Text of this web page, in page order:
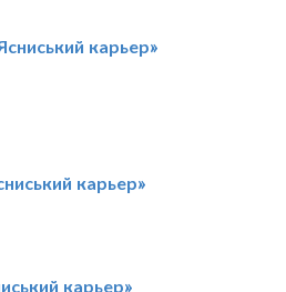
карьер»
карьер»
карьер»